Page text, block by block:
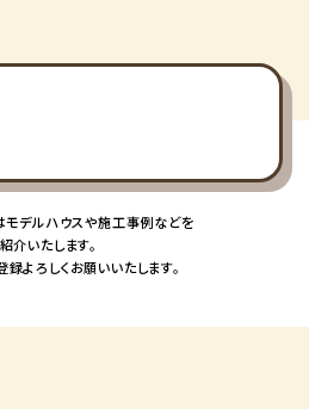
モデルハウスや施工事例などを
介いたします。
よろしくお願いいたします。